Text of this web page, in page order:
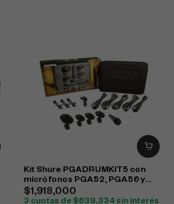
Kit Shure PGADRUMKIT5 con
micrófonos PGA52, PGA56 y
PGA57 para batería
$1,918,000
3 cuotas de $639,334 sin interés